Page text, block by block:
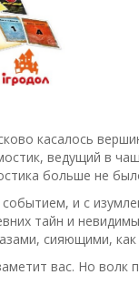
касалось
ведущий в
больше не
и с
тайн и
сияющими, как
вас. Но